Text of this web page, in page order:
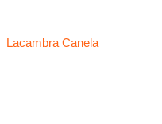
Lacambra Canela